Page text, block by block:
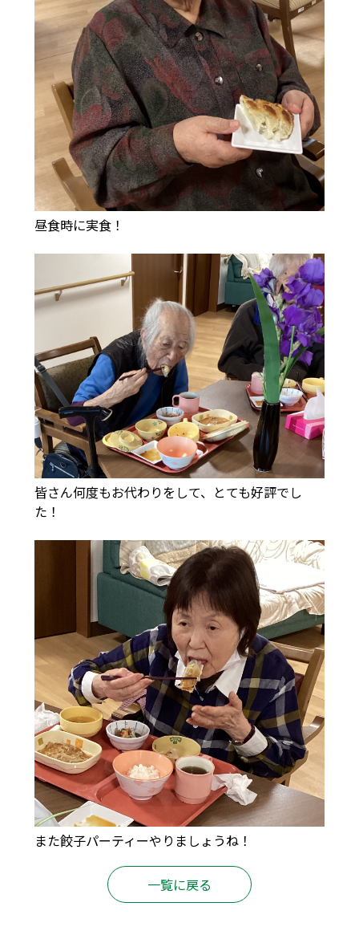
昼食時に実食！
皆さん何度もお代わりをして、とても好評でし
た！
また餃子パーティーやりましょうね！
一覧に戻る